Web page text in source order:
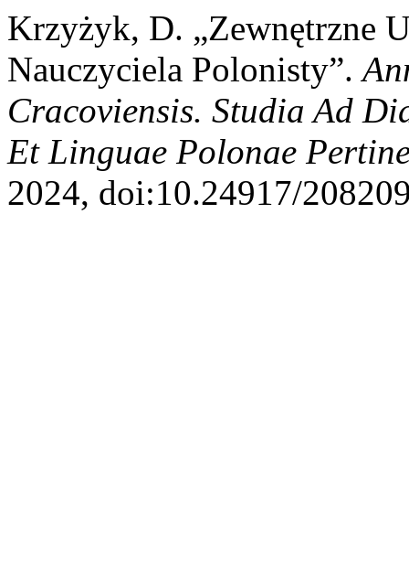
Krzyżyk, D. „Zewnętrzne
Nauczyciela Polonisty”.
Cracoviensis. Studia Ad
Et Linguae Polonae
2024, doi:10.24917/